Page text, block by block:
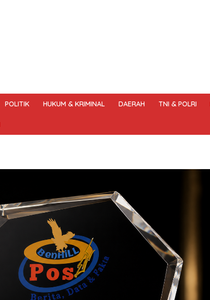
POLITIK HUKUM & KRIMINAL DAERAH TNI & POLRI